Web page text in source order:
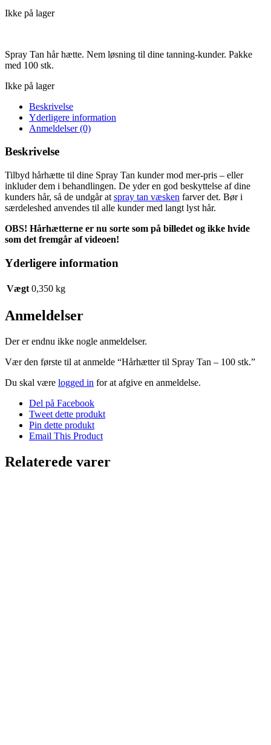
Ikke på lager
Spray Tan hår hætte. Nem løsning til dine tanning-kunder. Pakke
med 100 stk.
Ikke på lager
Beskrivelse
Yderligere information
Anmeldelser (0)
Beskrivelse
Tilbyd hårhætte til dine Spray Tan kunder mod mer-pris – eller
inkluder dem i behandlingen. De yder en god beskyttelse af dine
kunders hår, så de undgår at spray tan væsken farver det. Bør i
særdeleshed anvendes til alle kunder med langt lyst hår.
OBS! Hårhætterne er nu sorte som på billedet og ikke hvide
som det fremgår af videoen!
Yderligere information
Vægt 0,350 kg
Anmeldelser
Der er endnu ikke nogle anmeldelser.
Vær den første til at anmelde “Hårhætter til Spray Tan – 100 stk.”
Du skal være logged in for at afgive en anmeldelse.
Del på Facebook
Tweet dette produkt
Pin dette produkt
Email This Product
Relaterede varer